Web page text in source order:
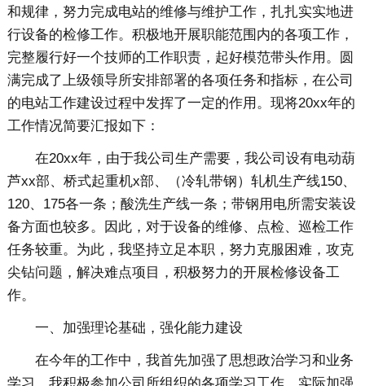
和规律，努力完成电站的维修与维护工作，扎扎实实地进
行设备的检修工作。积极地开展职能范围内的各项工作，
完整履行好一个技师的工作职责，起好模范带头作用。圆
满完成了上级领导所安排部署的各项任务和指标，在公司
的电站工作建设过程中发挥了一定的作用。现将20xx年的
工作情况简要汇报如下：
在20xx年，由于我公司生产需要，我公司设有电动葫
芦xx部、桥式起重机x部、（冷轧带钢）轧机生产线150、
120、175各一条；酸洗生产线一条；带钢用电所需安装设
备方面也较多。因此，对于设备的维修、点检、巡检工作
任务较重。为此，我坚持立足本职，努力克服困难，攻克
尖钻问题，解决难点项目，积极努力的开展检修设备工
作。
一、加强理论基础，强化能力建设
在今年的工作中，我首先加强了思想政治学习和业务